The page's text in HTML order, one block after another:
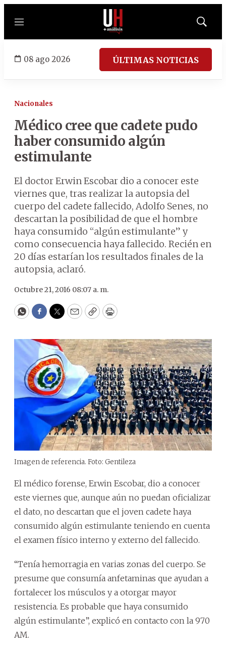
Menú
Mostrar
08 ago 2026 ÚLTIMAS NOTICIAS
Nacionales
Médico cree que cadete pudo
haber consumido algún
estimulante
El doctor Erwin Escobar dio a conocer este
viernes que, tras realizar la autopsia del
cuerpo del cadete fallecido, Adolfo Senes, no
descartan la posibilidad de que el hombre
haya consumido “algún estimulante” y
como consecuencia haya fallecido. Recién en
20 días estarían los resultados finales de la
autopsia, aclaró.
Octubre 21, 2016 08:07 a. m.
WhatsApp
Facebook
Twitter
EmailCopyPrint
Imagen de referencia. Foto: Gentileza
El médico forense, Erwin Escobar, dio a conocer
este viernes que, aunque aún no puedan oficializar
el dato, no descartan que el joven cadete haya
consumido algún estimulante teniendo en cuenta
el examen físico interno y externo del fallecido.
“Tenía hemorragia en varias zonas del cuerpo. Se
presume que consumía anfetaminas que ayudan a
fortalecer los músculos y a otorgar mayor
resistencia. Es probable que haya consumido
algún estimulante”, explicó en contacto con la 970
AM.